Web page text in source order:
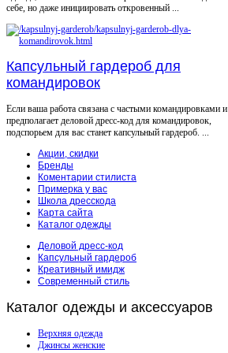
себе, но даже инициировать откровенный ...
Капсульный гардероб для
командировок
Если ваша работа связана с частыми командировками и
предполагает деловой дресс-код для командировок,
подспорьем для вас станет капсульный гардероб. ...
Акции, скидки
Бренды
Коментарии стилиста
Примерка у вас
Школа дресскода
Карта сайта
Каталог одежды
Деловой дресс-код
Капсульный гардероб
Креативный имидж
Современный стиль
Каталог одежды и аксессуаров
Верхняя одежда
Джинсы женские